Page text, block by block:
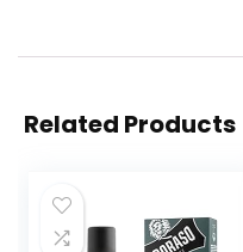
Related Products